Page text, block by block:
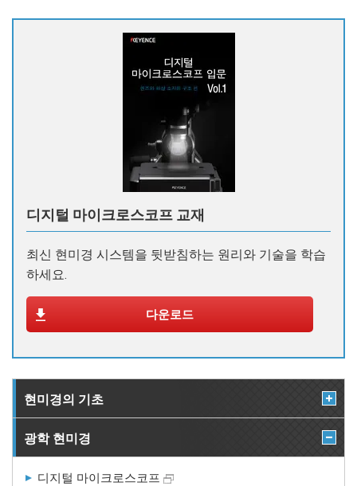
디지털 마이크로스코프 교재
최신 현미경 시스템을 뒷받침하는 원리와 기술을 학습
하세요.
다운로드
현미경의 기초
광학 현미경
디지털 마이크로스코프